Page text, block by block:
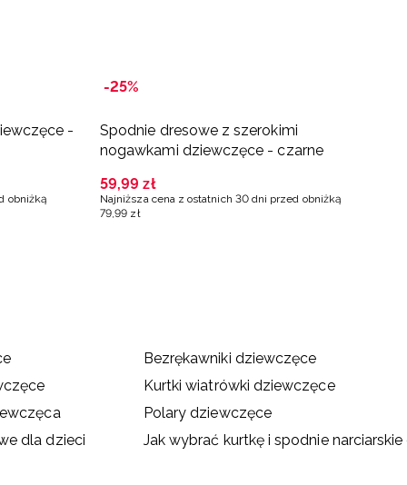
-
obniżką
-25%
Spodnie dresowe z szerokimi
nogawkami dziewczęce - czarne
59,99 zł
Najniższa cena z ostatnich 30 dni przed obniżką
79 ,99 zł
Bezrękawniki dziewczęce
Kurtki wiatrówki dziewczęce
Polary dziewczęce
dla dzieci Jak wybrać kurtkę i spodnie